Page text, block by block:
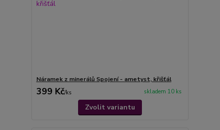
Náramek z minerálů Spojení - ametyst, křišťál
399 Kč/ks skladem 10 ks
Zvolit variantu